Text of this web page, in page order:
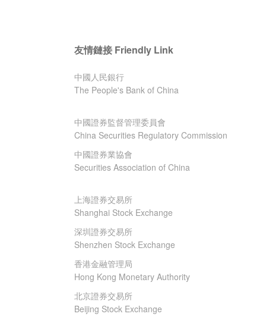
友情鏈接 Friendly Link
中國人民銀行
The People's Bank of China
中國證券監督管理委員會
China Securities Regulatory Commission
中國證券業協會
Securities Association of China
上海證券交易所
Shanghai Stock Exchange
深圳證券交易所
Shenzhen Stock Exchange
香港金融管理局
Hong Kong Monetary Authority
北京證券交易所
Beijing Stock Exchange